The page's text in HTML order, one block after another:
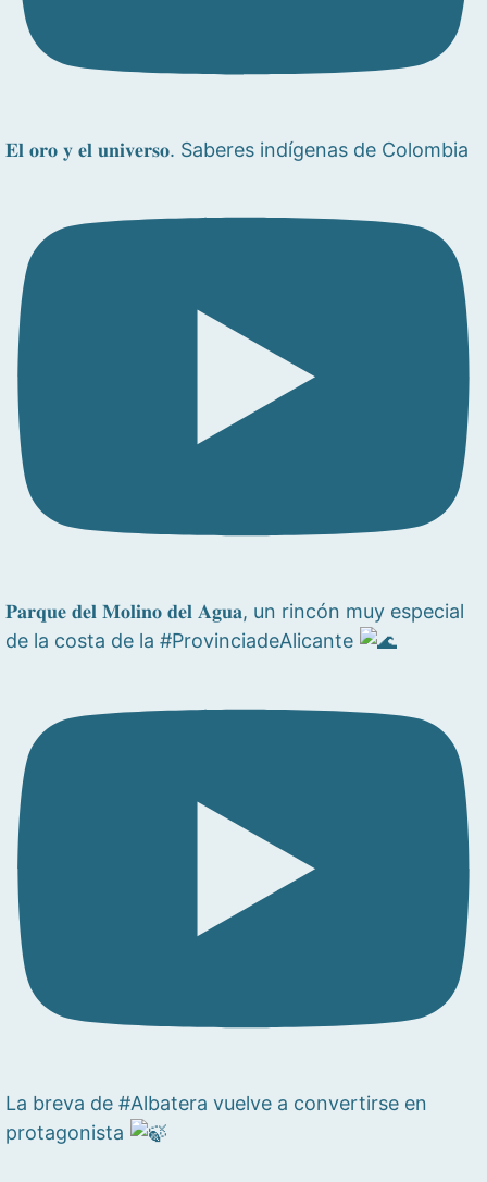
𝐄𝐥 𝐨𝐫𝐨 𝐲 𝐞𝐥 𝐮𝐧𝐢𝐯𝐞𝐫𝐬𝐨. Saberes indígenas de Colombia
𝐏𝐚𝐫𝐪𝐮𝐞 𝐝𝐞𝐥 𝐌𝐨𝐥𝐢𝐧𝐨 𝐝𝐞𝐥 𝐀𝐠𝐮𝐚, un rincón muy especial
de la costa de la #ProvinciadeAlicante
La breva de #Albatera vuelve a convertirse en
protagonista